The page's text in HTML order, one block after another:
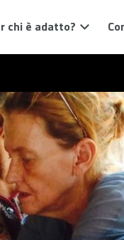
chi è adatto?